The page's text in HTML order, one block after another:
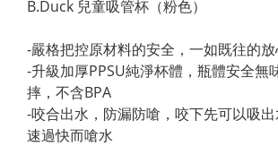
B.Duck 兒童吸管杯（粉色）
-嚴格把控原材料的安全，一如既往的
-升級加厚PPSU純淨杯體，瓶體安全無
摔，不含BPA
-咬合出水，防漏防嗆，咬下先可以吸
速過快而嗆水